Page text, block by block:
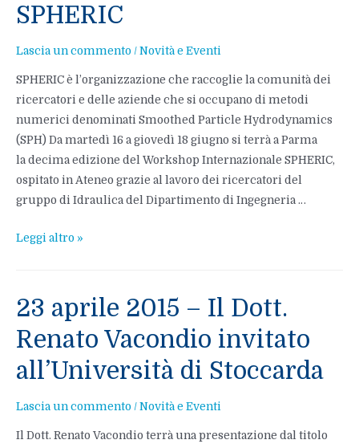
SPHERIC
Lascia un commento / Novità e Eventi
SPHERIC è l’organizzazione che raccoglie la comunità dei
ricercatori e delle aziende che si occupano di metodi
numerici denominati Smoothed Particle Hydrodynamics
(SPH) Da martedì 16 a giovedì 18 giugno si terrà a Parma
la decima edizione del Workshop Internazionale SPHERIC,
ospitato in Ateneo grazie al lavoro dei ricercatori del
gruppo di Idraulica del Dipartimento di Ingegneria …
16-
a
Parma
il
Workshop
Internazionale
Leggi altro »
23 aprile 2015 – Il Dott.
Renato Vacondio invitato
all’Università di Stoccarda
Lascia un commento / Novità e Eventi
Il Dott. Renato Vacondio terrà una presentazione dal titolo